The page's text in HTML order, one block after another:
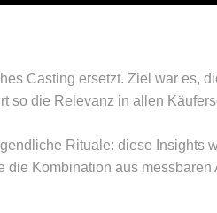
Casting ersetzt. Ziel war es,
so die Relevanz in allen
Rituale: diese Insights
Kombination aus